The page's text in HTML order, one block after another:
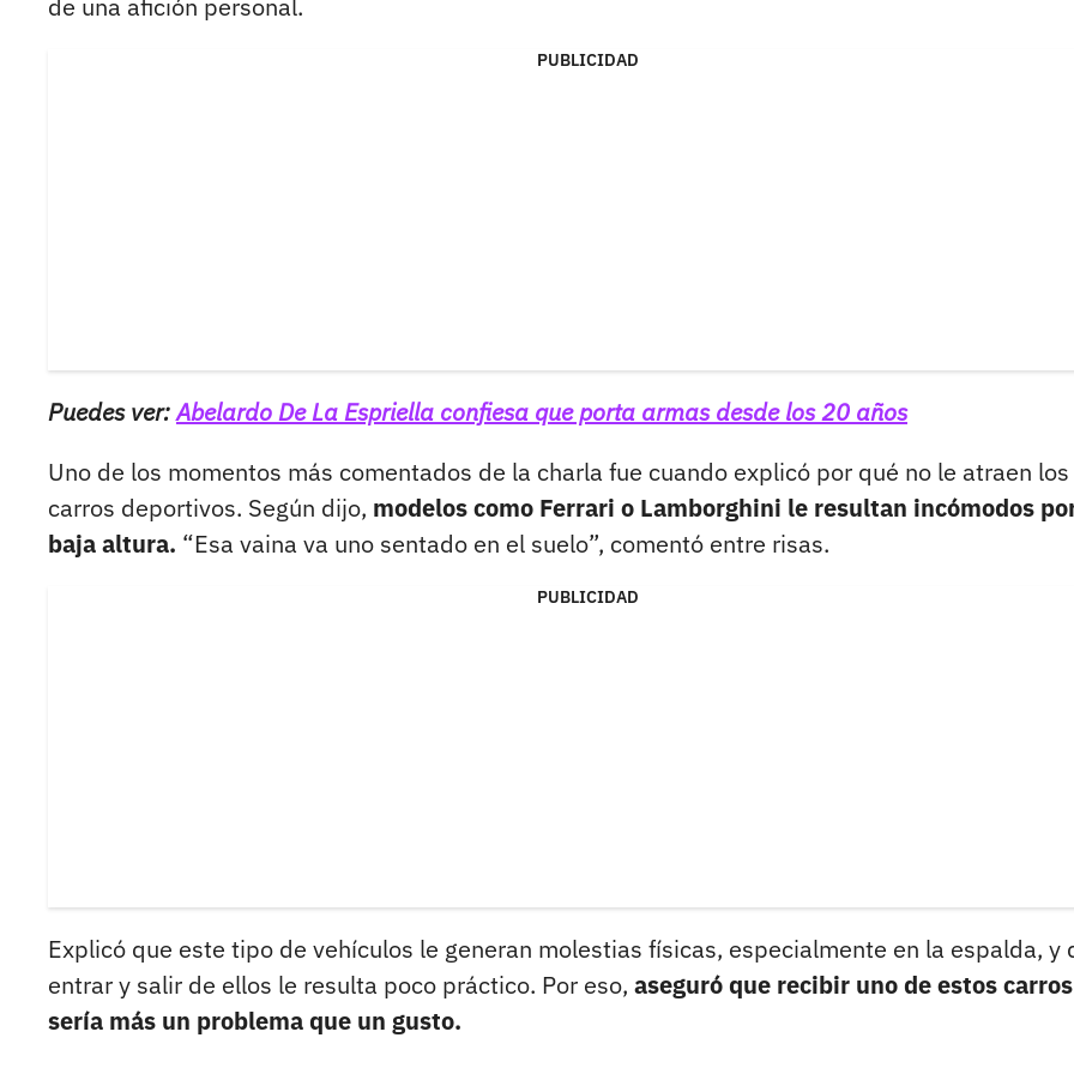
de una afición personal.
PUBLICIDAD
Puedes ver:Abelardo De La Espriella confiesa que porta armas desde los 20 años
Uno de los momentos más comentados de la charla fue cuando explicó por qué no le atraen los
carros deportivos. Según dijo, modelos como Ferrari o Lamborghini le resultan incómodos
baja altura. “Esa vaina va uno sentado en el suelo”, comentó entre risas.
PUBLICIDAD
Explicó que este tipo de vehículos le generan molestias físicas, especialmente en la espalda, y
entrar y salir de ellos le resulta poco práctico. Por eso, aseguró que recibir uno de estos carros
sería más un problema que un gusto.